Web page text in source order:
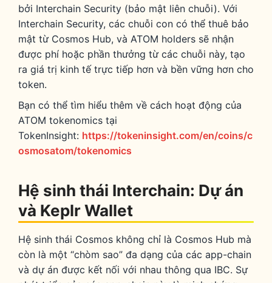
bởi Interchain Security (bảo mật liên chuỗi). Với
Interchain Security, các chuỗi con có thể thuê bảo
mật từ Cosmos Hub, và ATOM holders sẽ nhận
được phí hoặc phần thưởng từ các chuỗi này, tạo
ra giá trị kinh tế trực tiếp hơn và bền vững hơn cho
token.
Bạn có thể tìm hiểu thêm về cách hoạt động của
ATOM tokenomics tại
TokenInsight: https://tokeninsight.com/en/coins/c
osmosatom/tokenomics
Hệ sinh thái Interchain: Dự án
và Keplr Wallet
Hệ sinh thái Cosmos không chỉ là Cosmos Hub mà
còn là một “chòm sao” đa dạng của các app-chain
và dự án được kết nối với nhau thông qua IBC. Sự